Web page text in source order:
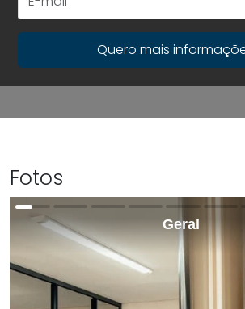
Quero mais
Fotos
Geral